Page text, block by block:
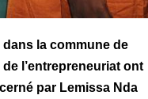
la commune de
l’entrepreneuriat ont
par Lemissa Nda